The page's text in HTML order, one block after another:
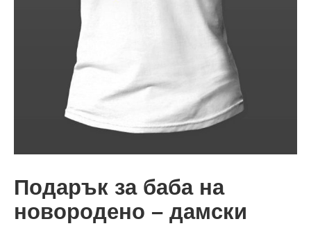
Подарък за баба на
новородено – дамски